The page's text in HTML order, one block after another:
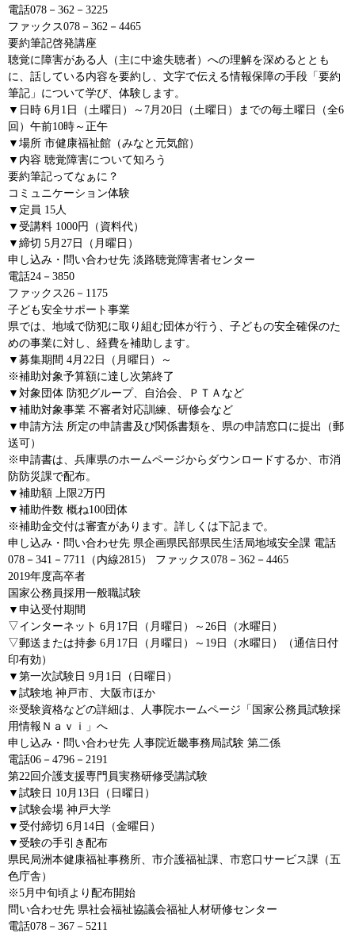
電話078－362－3225
ファックス078－362－4465
要約筆記啓発講座
聴覚に障害がある人（主に中途失聴者）への理解を深めるととも
に、話している内容を要約し、文字で伝える情報保障の手段「要約
筆記」について学び、体験します。
▼日時 6月1日（土曜日）～7月20日（土曜日）までの毎土曜日（全6
回）午前10時～正午
▼場所 市健康福祉館（みなと元気館）
▼内容 聴覚障害について知ろう
要約筆記ってなぁに？
コミュニケーション体験
▼定員 15人
▼受講料 1000円（資料代）
▼締切 5月27日（月曜日）
申し込み・問い合わせ先 淡路聴覚障害者センター
電話24－3850
ファックス26－1175
子ども安全サポート事業
県では、地域で防犯に取り組む団体が行う、子どもの安全確保のた
めの事業に対し、経費を補助します。
▼募集期間 4月22日（月曜日）～
※補助対象予算額に達し次第終了
▼対象団体 防犯グループ、自治会、ＰＴＡなど
▼補助対象事業 不審者対応訓練、研修会など
▼申請方法 所定の申請書及び関係書類を、県の申請窓口に提出（郵
送可）
※申請書は、兵庫県のホームページからダウンロードするか、市消
防防災課で配布。
▼補助額 上限2万円
▼補助件数 概ね100団体
※補助金交付は審査があります。詳しくは下記まで。
申し込み・問い合わせ先 県企画県民部県民生活局地域安全課 電話
078－341－7711（内線2815） ファックス078－362－4465
2019年度高卒者
国家公務員採用一般職試験
▼申込受付期間
▽インターネット 6月17日（月曜日）～26日（水曜日）
▽郵送または持参 6月17日（月曜日）～19日（水曜日）（通信日付
印有効）
▼第一次試験日 9月1日（日曜日）
▼試験地 神戸市、大阪市ほか
※受験資格などの詳細は、人事院ホームページ「国家公務員試験採
用情報Ｎａｖｉ」へ
申し込み・問い合わせ先 人事院近畿事務局試験 第二係
電話06－4796－2191
第22回介護支援専門員実務研修受講試験
▼試験日 10月13日（日曜日）
▼試験会場 神戸大学
▼受付締切 6月14日（金曜日）
▼受験の手引き配布
県民局洲本健康福祉事務所、市介護福祉課、市窓口サービス課（五
色庁舎）
※5月中旬頃より配布開始
問い合わせ先 県社会福祉協議会福祉人材研修センター
電話078－367－5211